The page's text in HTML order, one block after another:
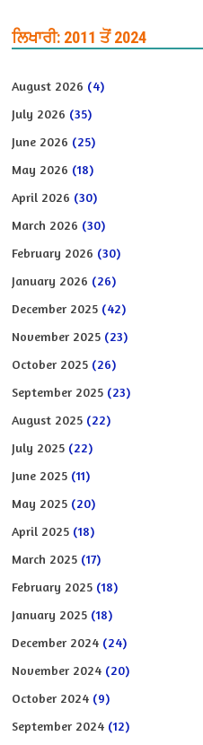
ਲਿਖਾਰੀ: 2011 ਤੋਂ 2024
August 2026 (4)
July 2026 (35)
June 2026 (25)
May 2026 (18)
April 2026 (30)
March 2026 (30)
February 2026 (30)
January 2026 (26)
December 2025 (42)
November 2025 (23)
October 2025 (26)
September 2025 (23)
August 2025 (22)
July 2025 (22)
June 2025 (11)
May 2025 (20)
April 2025 (18)
March 2025 (17)
February 2025 (18)
January 2025 (18)
December 2024 (24)
November 2024 (20)
October 2024 (9)
September 2024 (12)